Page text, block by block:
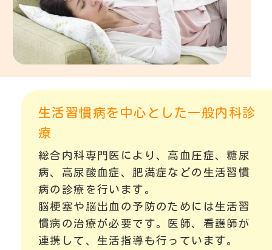
生活習慣病を中心とした一般内科診
療
総合内科専門医により、高血圧症、糖尿
病、高尿酸血症、肥満症などの生活習慣
病の診療を行います。
脳梗塞や脳出血の予防のためには生活習
慣病の治療が必要です。医師、看護師が
連携して、生活指導も行っています。